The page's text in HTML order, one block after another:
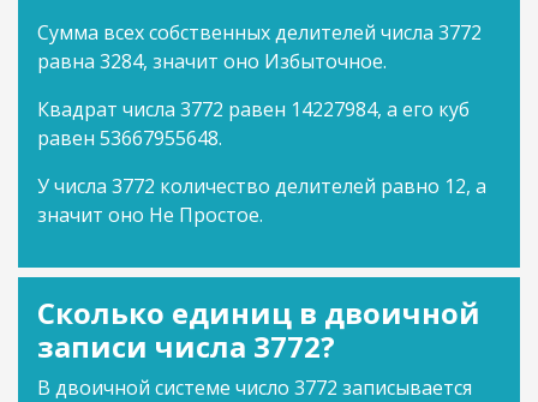
Сумма всех собственных делителей числа 3772
равна 3284, значит оно Избыточное.
Квадрат числа 3772 равен 14227984, а его куб
равен 53667955648.
У числа 3772 количество делителей равно 12, а
значит оно Не Простое.
Сколько единиц в двоичной
записи числа 3772?
В двоичной системе число 3772 записывается